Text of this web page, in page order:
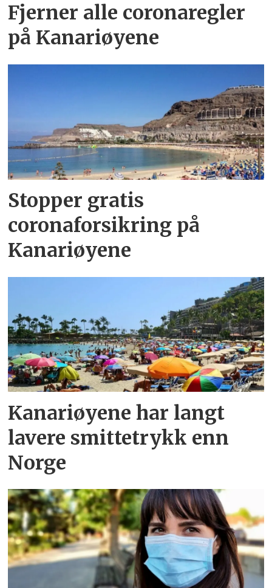
Fjerner alle coronaregler
på Kanariøyene
Stopper gratis
coronaforsikring på
Kanariøyene
Kanariøyene har langt
lavere smittetrykk enn
Norge